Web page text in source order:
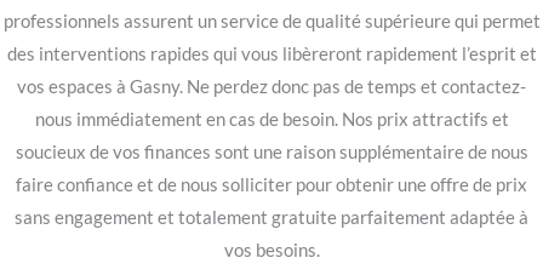
professionnels assurent un service de qualité supérieure qui permet
des interventions rapides qui vous libèreront rapidement l’esprit et
vos espaces à Gasny. Ne perdez donc pas de temps et contactez-
nous immédiatement en cas de besoin. Nos prix attractifs et
soucieux de vos finances sont une raison supplémentaire de nous
faire confiance et de nous solliciter pour obtenir une offre de prix
sans engagement et totalement gratuite parfaitement adaptée à
vos besoins.